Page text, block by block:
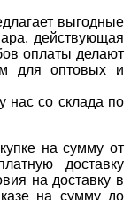
выгодные
действующая
оплаты делают
для оптовых и
нас со склада по
на сумму от
доставку
на доставку в
на сумму до